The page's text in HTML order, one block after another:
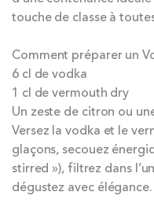
touche de classe à
Comment préparer un
6 cl de vodka
1 cl de vermouth dry
Un zeste de citron ou
Versez la vodka et le
glaçons, secouez
stirred »), filtrez dans
dégustez avec élégance.